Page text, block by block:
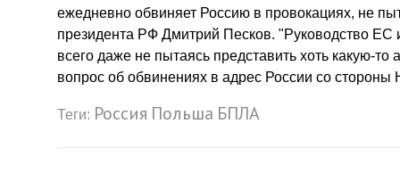
ежедневно обвиняет Россию в провокациях, не
президента РФ Дмитрий Песков. "Руководство
всего даже не пытаясь представить хоть какую-
вопрос об обвинениях в адрес России со
Теги: Россия Польша БПЛА